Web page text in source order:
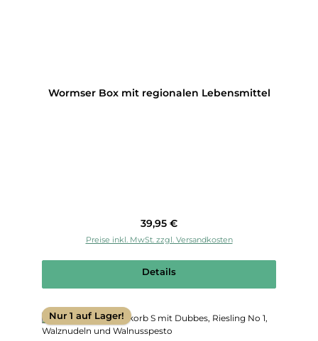
Wormser Box mit regionalen Lebensmittel
Regulärer Preis:
39,95 €
Preise inkl. MwSt. zzgl. Versandkosten
Details
Nur 1 auf Lager!